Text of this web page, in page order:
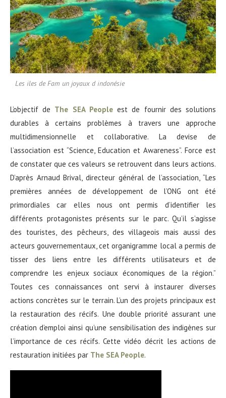
Les iles de Fam un joyaux d indonésie
L’objectif de The SEA Peopleest de fournir des solutions
durables à certains problèmes à travers une approche
multidimensionnelle et collaborative. La devise de
l’association est “Science, Education et Awareness”. Force est
de constater que ces valeurs se retrouvent dans leurs actions.
D’après Arnaud Brival, directeur général de l’association, “Les
premières années de développement de l’ONG ont été
primordiales car elles nous ont permis d’identifier les
différents protagonistes présents sur le parc. Qu’il s’agisse
des touristes, des pêcheurs, des villageois mais aussi des
acteurs gouvernementaux, cet organigramme local a permis de
tisser des liens entre les différents utilisateurs et de
comprendre les enjeux sociaux économiques de la région.”
Toutes ces connaissances ont servi à instaurer diverses
actions concrètes sur le terrain. L’un des projets principaux est
la restauration des récifs. Une double priorité assurant une
création d’emploi ainsi qu’une sensibilisation des indigènes sur
l’importance de ces récifs. Cette vidéo décrit les actions de
restauration initiées par The SEA People.